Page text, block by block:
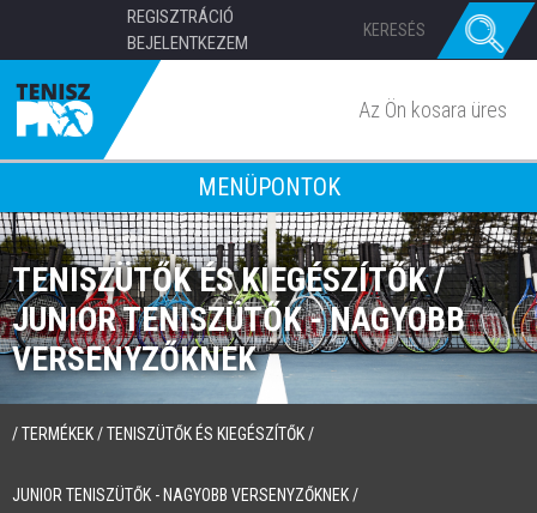
REGISZTRÁCIÓ
BEJELENTKEZEM
Az Ön kosara üres
MENÜPONTOK
TENISZÜTŐK ÉS KIEGÉSZÍTŐK /
JUNIOR TENISZÜTŐK - NAGYOBB
VERSENYZŐKNEK
/TERMÉKEK/TENISZÜTŐK ÉS KIEGÉSZÍTŐK/
JUNIOR TENISZÜTŐK - NAGYOBB VERSENYZŐKNEK/